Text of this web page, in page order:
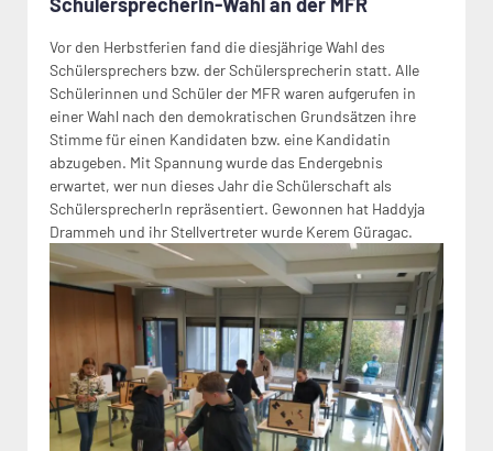
Vor den Herbstferien fand die diesjährige Wahl des
Schülersprechers bzw. der Schülersprecherin statt. Alle
Schülerinnen und Schüler der MFR waren aufgerufen in
einer Wahl nach den demokratischen Grundsätzen ihre
Stimme für einen Kandidaten bzw. eine Kandidatin
abzugeben. Mit Spannung wurde das Endergebnis
erwartet, wer nun dieses Jahr die Schülerschaft als
SchülersprecherIn repräsentiert. Gewonnen hat Haddyja
Drammeh und ihr Stellvertreter wurde Kerem Güragac.